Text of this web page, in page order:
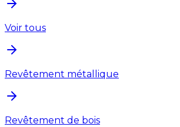
Voir tous
Revêtement métallique
Revêtement de bois